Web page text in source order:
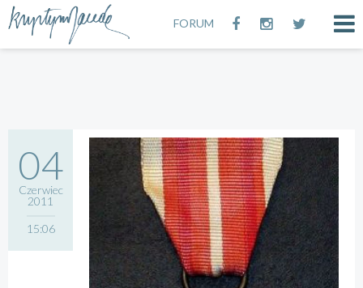
FORUM
04
Czerwiec
2011
15:06